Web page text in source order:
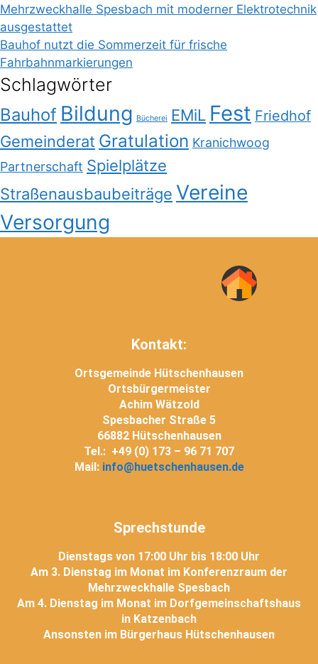
Mehrzweckhalle Spesbach mit moderner Elektrotechnik
ausgestattet
Bauhof nutzt die Sommerzeit für frische
Fahrbahnmarkierungen
Schlagwörter
Bauhof Bildung Bücherei EMiL Fest Friedhof
Gemeinderat Gratulation Kranichwoog
Partnerschaft Spielplätze
Straßenausbaubeiträge Vereine
Versorgung
Kontakt:
Ortsgemeinde Hütschenhausen
Ortsbürgermeister
Achim Wätzold
Spesbacher Straße 5
66882 Hütschenhausen
Tel.: +49 (0) 173 – 96 71 707
Mail: info@huetschenhausen.de
Sprechstunde
Dienstags von 17:00 Uhr bis 18:00 Uhr
Am 3. Dienstag im Monat im Konferenzraum der
Mehrzweckhalle Spesbach
Am 4. Dienstag im Monat im Dorfgemeinschaftshaus
in Katzenbach
Ansonsten im Bürgerhaus Hütschenhausen